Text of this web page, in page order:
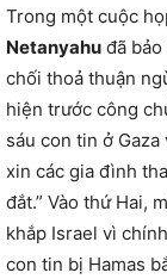
Trong một cuộc
Netanyahu đã
chối thoả thuận
hiện trước công
sáu con tin ở
xin các gia đình
đắt.” Vào thứ Hai,
khắp Israel vì
con tin bị Hamas